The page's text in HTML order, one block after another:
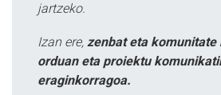
jartzeko.
Izan ere, zenbat eta komunitate
orduan eta proiektu
eraginkorragoa.